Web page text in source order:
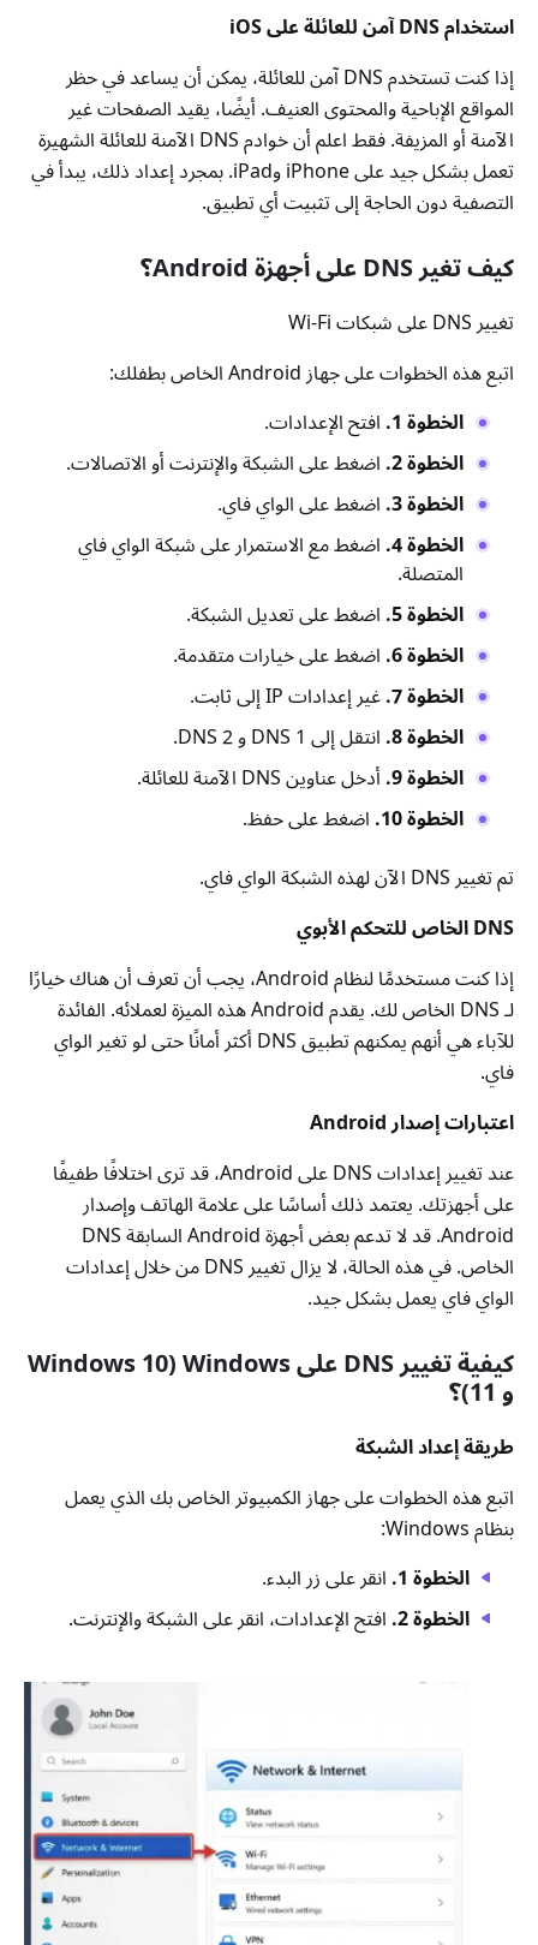
استخدام DNS آمن للعائلة على iOS
إذا كنت تستخدم DNS آمن للعائلة، يمكن أن يساعد في حظر
المواقع الإباحية والمحتوى العنيف. أيضًا، يقيد الصفحات غير
الآمنة أو المزيفة. فقط اعلم أن خوادم DNS الآمنة للعائلة الشهيرة
تعمل بشكل جيد على iPhone وiPad. بمجرد إعداد ذلك، يبدأ في
التصفية دون الحاجة إلى تثبيت أي تطبيق.
كيف تغير DNS على أجهزة Android؟
تغيير DNS على شبكات Wi-Fi
اتبع هذه الخطوات على جهاز Android الخاص بطفلك:
الخطوة 1.
افتح الإعدادات.
الخطوة 2.
اضغط على الشبكة والإنترنت أو الاتصالات.
الخطوة 3.
اضغط على الواي فاي.
الخطوة 4.
اضغط مع الاستمرار على شبكة الواي فاي
المتصلة.
الخطوة 5.
اضغط على تعديل الشبكة.
الخطوة 6.
اضغط على خيارات متقدمة.
الخطوة 7.
غير إعدادات IP إلى ثابت.
الخطوة 8.
انتقل إلى DNS 1 و DNS 2.
الخطوة 9.
أدخل عناوين DNS الآمنة للعائلة.
الخطوة 10.
اضغط على حفظ.
تم تغيير DNS الآن لهذه الشبكة الواي فاي.
DNS الخاص للتحكم الأبوي
إذا كنت مستخدمًا لنظام Android، يجب أن تعرف أن هناك خيارًا
لـ DNS الخاص لك. يقدم Android هذه الميزة لعملائه. الفائدة
للآباء هي أنهم يمكنهم تطبيق DNS أكثر أمانًا حتى لو تغير الواي
فاي.
اعتبارات إصدار Android
عند تغيير إعدادات DNS على Android، قد ترى اختلافًا طفيفًا
على أجهزتك. يعتمد ذلك أساسًا على علامة الهاتف وإصدار
Android. قد لا تدعم بعض أجهزة Android السابقة DNS
الخاص. في هذه الحالة، لا يزال تغيير DNS من خلال إعدادات
الواي فاي يعمل بشكل جيد.
كيفية تغيير DNS على Windows (Windows 10
و 11)؟
طريقة إعداد الشبكة
اتبع هذه الخطوات على جهاز الكمبيوتر الخاص بك الذي يعمل
بنظام Windows:
الخطوة 1.
انقر على زر البدء.
الخطوة 2.
افتح الإعدادات، انقر على الشبكة والإنترنت.